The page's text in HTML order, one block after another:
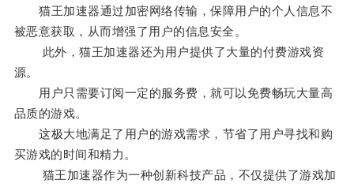
猫王加速器通过加密网络传输，保障用户的个人信息不
被恶意获取，从而增强了用户的信息安全。
此外，猫王加速器还为用户提供了大量的付费游戏资
源。
用户只需要订阅一定的服务费，就可以免费畅玩大量高
品质的游戏。
这极大地满足了用户的游戏需求，节省了用户寻找和购
买游戏的时间和精力。
猫王加速器作为一种创新科技产品，不仅提供了游戏加